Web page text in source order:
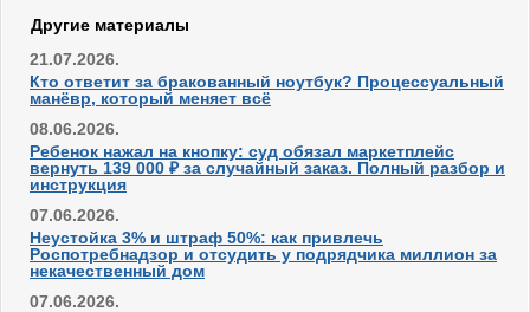
Другие материалы
21.07.2026.
Кто ответит за бракованный ноутбук? Процессуальный
манёвр, который меняет всё
08.06.2026.
Ребенок нажал на кнопку: суд обязал маркетплейс
вернуть 139 000 ₽ за случайный заказ. Полный разбор и
инструкция
07.06.2026.
Неустойка 3% и штраф 50%: как привлечь
Роспотребнадзор и отсудить у подрядчика миллион за
некачественный дом
07.06.2026.